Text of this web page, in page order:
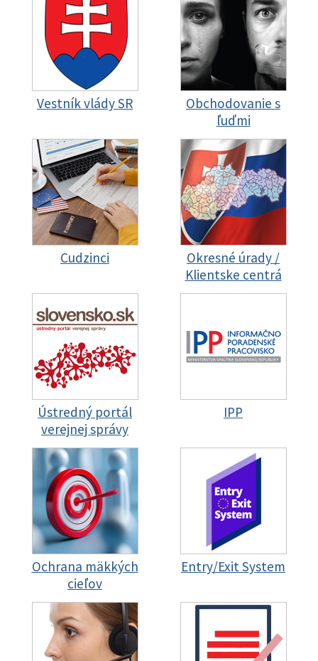
Vestník vlády SR
Obchodovanie s
ľuďmi
Cudzinci
Okresné úrady /
Klientske centrá
Ústredný portál
verejnej správy
IPP
Ochrana mäkkých
cieľov
Entry/Exit System